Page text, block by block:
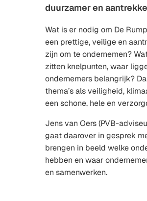
duurzamer en
Wat is er nodig om De
een prettige, veilige en
zijn om te ondernemen?
zitten knelpunten, waar
ondernemers belangrijk?
thema’s als veiligheid,
een schone, hele en
Jens van Oers (PVB-
gaat daarover in gesprek
brengen in beeld welke
hebben en waar
en samenwerken.